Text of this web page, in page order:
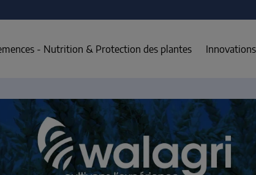
- Nutrition & Protection des plantes